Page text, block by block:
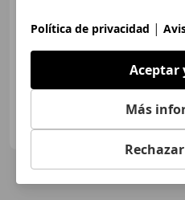
OCASIONPLUS VALDEPEÑAS
ES-13300 VALDEPEÑAS
Política de privacidad |
Aceptar
Más